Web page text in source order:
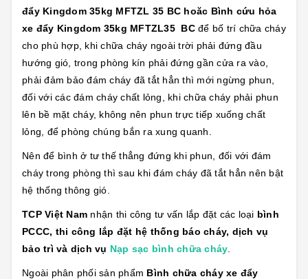
đẩy Kingdom 35kg MFTZL 35 BC hoăc Bình cứu hỏa
xe đẩy Kingdom 35kg MFTZL35 BCđể bố trí chữa cháy
cho phù hợp, khi chữa cháy ngoài trời phải đứng đầu
hướng gió, trong phòng kín phải đứng gần cửa ra vào,
phải đảm bảo đám cháy đã tắt hẳn thì mới ngừng phun,
đối với các đám cháy chất lỏng, khi chữa cháy phải phun
lên bề mặt cháy, không nên phun trực tiếp xuống chất
lỏng, để phòng chúng bắn ra xung quanh.
Nên để bình ở tư thế thẳng đứng khi phun, đối với đám
cháy trong phòng thì sau khi đám cháy đã tắt hẳn nên bật
hệ thống thông gió.
TCP Việt Nam nhận thi công tư vấn lắp đặt các loại bình
PCCC, thi công lắp đặt hệ thống báo cháy, dịch vụ
bảo trì và dịch vụ Nạp sạc bình chữa cháy
Ngoài phân phối sản phẩm Bình chữa cháy xe đẩy